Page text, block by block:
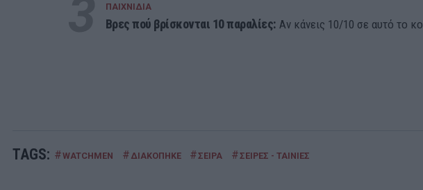
ΠΑΙΧΝΙΔΙΑ
Βρες πού βρίσκονται 10 παραλίες: Αν κάνεις 10/10 σε αυτό το
TAGS: #WATCHMEN # ΔΙΑΚΟΠΗΚΕ #ΣΕΙΡΑ #ΣΕΙΡΕΣ - ΤΑΙΝΙΕΣ